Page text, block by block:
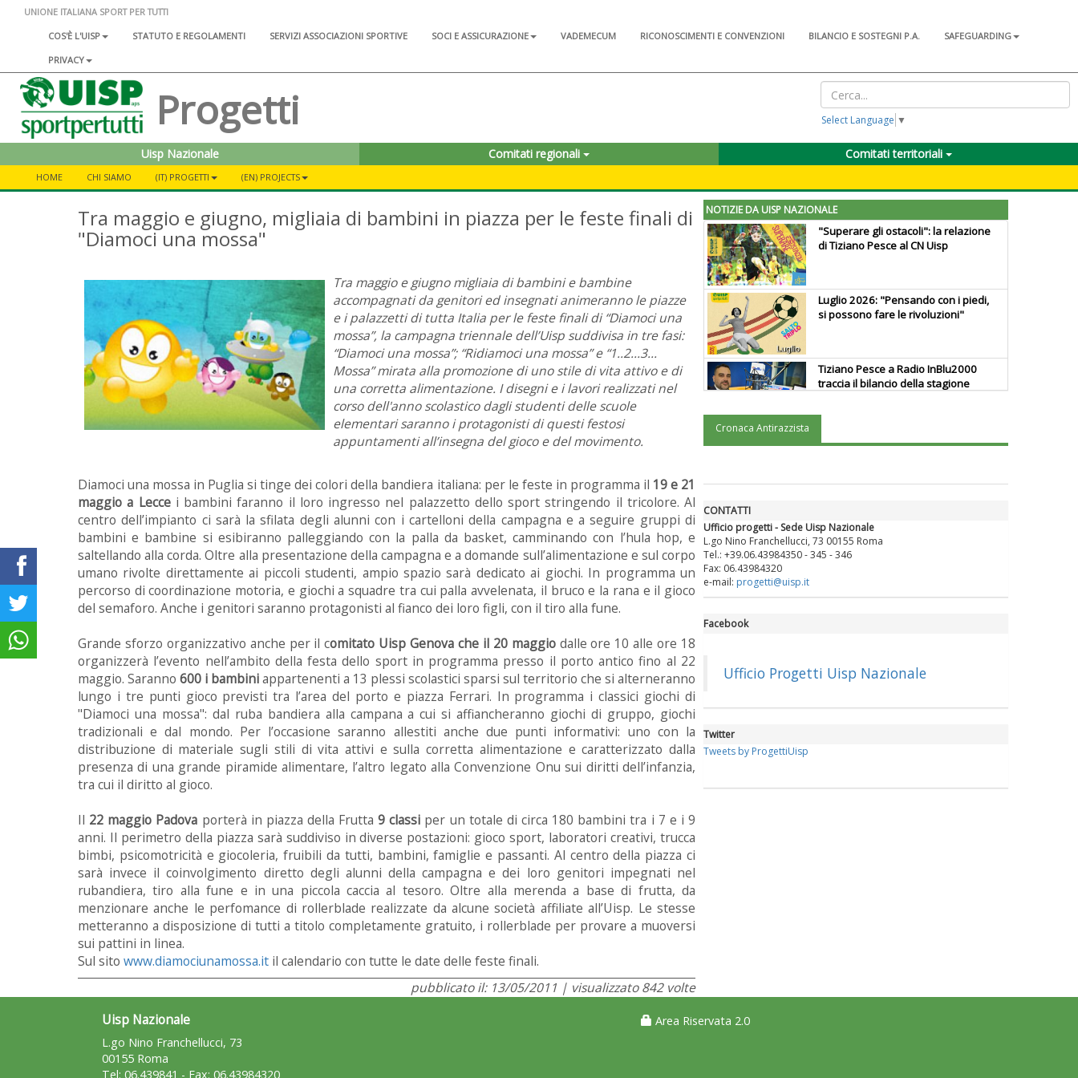
UNIONE ITALIANA SPORT PER TUTTI
COS'È L'UISP
STATUTO E REGOLAMENTI SERVIZI ASSOCIAZIONI SPORTIVE SOCI E ASSICURAZIONE VADEMECUM RICONOSCIMENTI E CONVENZIONI BILANCIO E SOSTEGNI P.A.
SAFEGUARDING
PRIVACY
Progetti Select Language ▼
Uisp Nazionale Comitati regionali Comitati territoriali
HOME CHI SIAMO (IT) PROGETTI (EN) PROJECTS
Tra maggio e giugno, migliaia di bambini in piazza per le feste finali di
"Diamoci una mossa"
Tra maggio e giugno migliaia di bambini e bambine
accompagnati da genitori ed insegnati animeranno le piazze
e i palazzetti di tutta Italia per le feste finali di “Diamoci una
mossa”, la campagna triennale dell’Uisp suddivisa in tre fasi:
“Diamoci una mossa”; “Ridiamoci una mossa” e “1..2…3…
Mossa” mirata alla promozione di uno stile di vita attivo e di
una corretta alimentazione. I disegni e i lavori realizzati nel
corso dell'anno scolastico dagli studenti delle scuole
elementari saranno i protagonisti di questi festosi
appuntamenti all’insegna del gioco e del movimento.
Diamoci una mossa in Puglia si tinge dei colori della bandiera italiana: per le feste in programma il 19 e 21
maggio a Leccei bambini faranno il loro ingresso nel palazzetto dello sport stringendo il tricolore. Al
centro dell’impianto ci sarà la sfilata degli alunni con i cartelloni della campagna e a seguire gruppi di
bambini e bambine si esibiranno palleggiando con la palla da basket, camminando con l’hula hop, e
saltellando alla corda. Oltre alla presentazione della campagna e a domande sull’alimentazione e sul corpo
umano rivolte direttamente ai piccoli studenti, ampio spazio sarà dedicato ai giochi. In programma un
percorso di coordinazione motoria, e giochi a squadre tra cui palla avvelenata, il bruco e la rana e il gioco
del semaforo. Anche i genitori saranno protagonisti al fianco dei loro figli, con il tiro alla fune.
Grande sforzo organizzativo anche per il comitato Uisp Genova che il 20 maggio dalle ore 10 alle ore 18
organizzerà l’evento nell’ambito della festa dello sport in programma presso il porto antico fino al 22
maggio. Saranno 600 i bambiniappartenenti a 13 plessi scolastici sparsi sul territorio che si alterneranno
lungo i tre punti gioco previsti tra l’area del porto e piazza Ferrari. In programma i classici giochi di
"Diamoci una mossa": dal ruba bandiera alla campana a cui si affiancheranno giochi di gruppo, giochi
tradizionali e dal mondo. Per l’occasione saranno allestiti anche due punti informativi: uno con la
distribuzione di materiale sugli stili di vita attivi e sulla corretta alimentazione e caratterizzato dalla
presenza di una grande piramide alimentare, l’altro legato alla Convenzione Onu sui diritti dell’infanzia,
tra cui il diritto al gioco.
Il 22 maggio Padova porterà in piazza della Frutta9 classi per un totale di circa 180 bambini tra i 7 e i 9
anni. Il perimetro della piazza sarà suddiviso in diverse postazioni: gioco sport, laboratori creativi, trucca
bimbi, psicomotricità e giocoleria, fruibili da tutti, bambini, famiglie e passanti. Al centro della piazza ci
sarà invece il coinvolgimento diretto degli alunni della campagna e dei loro genitori impegnati nel
rubandiera, tiro alla fune e in una piccola caccia al tesoro. Oltre alla merenda a base di frutta, da
menzionare anche le perfomance di rollerblade realizzate da alcune società affiliate all’Uisp. Le stesse
metteranno a disposizione di tutti a titolo completamente gratuito, i rollerblade per provare a muoversi
sui pattini in linea.
Sul sito www.diamociunamossa.it il calendario con tutte le date delle feste finali.
pubblicato il: 13/05/2011 | visualizzato 842 volte
NOTIZIE DA UISP NAZIONALE
"Superare gli ostacoli": la relazione
di Tiziano Pesce al CN Uisp
Luglio 2026: "Pensando con i piedi,
si possono fare le rivoluzioni"
Tiziano Pesce a Radio InBlu2000
traccia il bilancio della stagione
prosegue anche in estate
Cronaca Antirazzista
CONTATTI
Ufficio progetti - Sede Uisp Nazionale
L.go Nino Franchellucci, 73 00155 Roma
Tel.: +39.06.43984350 - 345 - 346
Fax: 06.43984320
e-mail: progetti@uisp.it
Facebook
Ufficio Progetti Uisp Nazionale
Twitter
Tweets by ProgettiUisp
Uisp Nazionale
L.go Nino Franchellucci, 73
00155 Roma
Tel: 06.439841 - Fax: 06.43984320
Area Riservata 2.0